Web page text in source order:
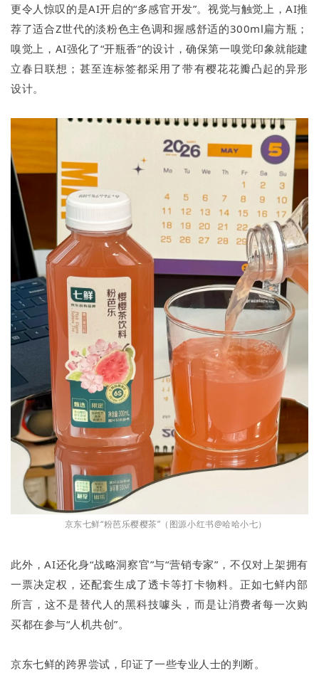
更令人惊叹的是AI开启的“多感官开发”。视觉与触觉上，AI推
荐了适合Z世代的淡粉色主色调和握感舒适的300ml扁方瓶；
嗅觉上，AI强化了“开瓶香”的设计，确保第一嗅觉印象就能建
立春日联想；甚至连标签都采用了带有樱花花瓣凸起的异形
设计。
京东七鲜“粉芭乐樱樱茶”（图源小红书@哈哈小七）
此外，AI还化身“战略洞察官”与“营销专家”，不仅对上架拥有
一票决定权，还配套生成了透卡等打卡物料。正如七鲜内部
所言，这不是替代人的黑科技噱头，而是让消费者每一次购
买都在参与“人机共创”。
京东七鲜的跨界尝试，印证了一些专业人士的判断。